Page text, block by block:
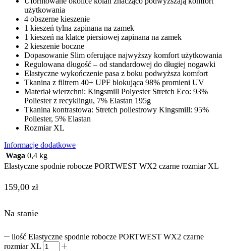
użytkowania
4 obszerne kieszenie
1 kieszeń tylna zapinana na zamek
1 kieszeń na klatce piersiowej zapinana na zamek
2 kieszenie boczne
Dopasowanie Slim oferujące najwyższy komfort użytkowania
Regulowana długość – od standardowej do długiej nogawki
Elastyczne wykończenie pasa z boku podwyższa komfort
Tkanina z filtrem 40+ UPF blokująca 98% promieni UV
Materiał wierzchni: Kingsmill Polyester Stretch Eco: 93%
Poliester z recyklingu, 7% Elastan 195g
Tkanina kontrastowa: Stretch poliestrowy Kingsmill: 95%
Poliester, 5% Elastan
Rozmiar XL
Informacje dodatkowe
Waga 0,4 kg
Elastyczne spodnie robocze PORTWEST WX2 czarne rozmiar XL
159,00 zł
Na stanie
ilość Elastyczne spodnie robocze PORTWEST WX2 czarne
rozmiar XL